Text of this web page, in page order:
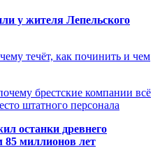
у жителя Лепельского
течёт, как починить и чем
брестские компании всё
штатного персонала
останки древнего
85 миллионов лет